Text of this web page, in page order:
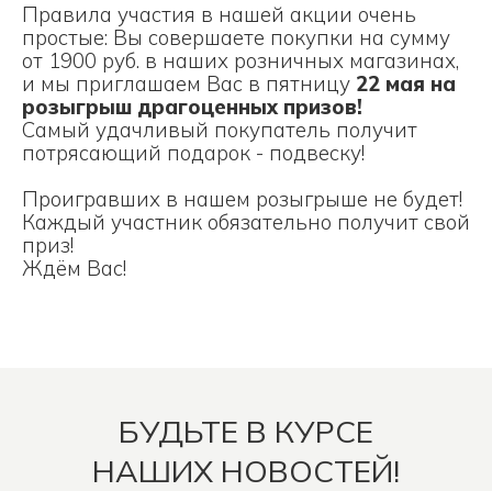
Правила участия в нашей акции очень
простые: Вы совершаете покупки на сумму
от 1900 руб. в наших розничных магазинах,
и мы приглашаем Вас в пятницу 22 мая на
розыгрыш драгоценных призов!
Самый удачливый покупатель получит
потрясающий подарок - подвеску!
Проигравших в нашем розыгрыше не будет!
Каждый участник обязательно получит свой
приз!
Ждём Вас!
БУДЬТЕ В КУРСЕ
НАШИХ НОВОСТЕЙ!